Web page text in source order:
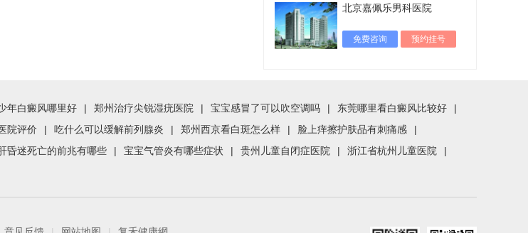
北京嘉佩乐男科医院
免费咨询 预约挂号
年白癜风哪里好 | 郑州治疗尖锐湿疣医院 | 宝宝感冒了可以吹空调吗 | 东莞哪里看白癜风比较好
|
院评价 | 吃什么可以缓解前列腺炎 | 郑州西京看白斑怎么样 | 脸上痒擦护肤品有刺痛感
|
昏迷死亡的前兆有哪些 | 宝宝气管炎有哪些症状 | 贵州儿童自闭症医院 | 浙江省杭州儿童医院
|